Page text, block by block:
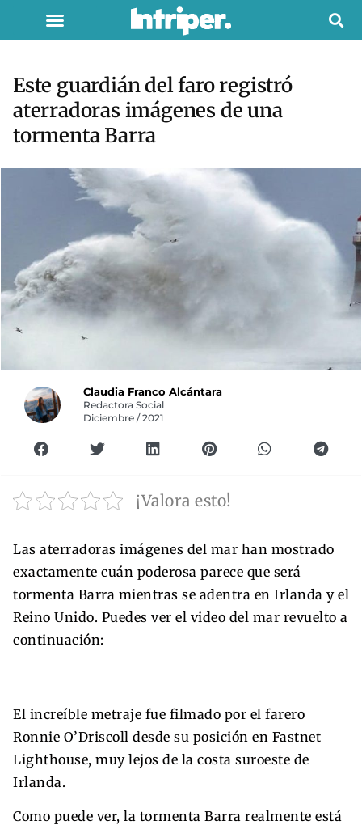
Este guardián del faro registró
aterradoras imágenes de una
tormenta Barra
Claudia Franco Alcántara
Redactora Social
Diciembre / 2021
¡Valora esto!
Las aterradoras imágenes del mar han mostrado
exactamente cuán poderosa parece que será
tormenta Barra mientras se adentra en Irlanda y el
Reino Unido. Puedes ver el video del mar revuelto a
continuación:
El increíble metraje fue filmado por el farero
Ronnie O’Driscoll desde su posición en Fastnet
Lighthouse, muy lejos de la costa suroeste de
Irlanda.
Como puede ver, la tormenta Barra realmente está